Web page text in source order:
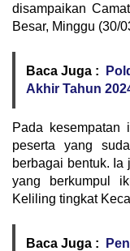
disampaikan
Besar, Minggu (30/
Baca Juga :
Akhir Tahun
Pada kesempatan
peserta yang
berbagai bentuk. Ia
yang berkumpul
Keliling tingkat
Baca Juga :